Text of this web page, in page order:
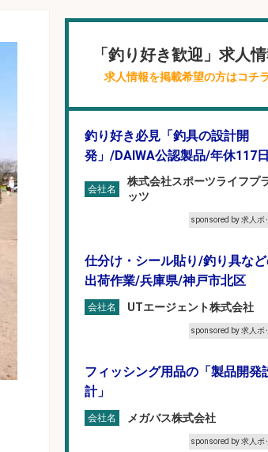
「釣り好き歓迎」求人
求人情報を掲載希望の方はコチ
釣り好き必見「釣具の設計開
発」/DAIWA公認製品/年休117日
会社名
株式会社スポーツライフプ
ッツ
sponsored by 求人ボ
仕分け・シール貼り/釣り具な
出荷作業/兵庫県/神戸市北区
会社名 UTエージェント株式会社
sponsored by 求人ボ
フィッシング用品の「製品開発
計」
会社名 メガバス株式会社
sponsored by 求人ボ